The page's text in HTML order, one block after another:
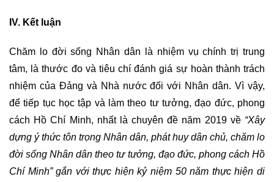
IV. Kết luận
Chăm lo đời sống Nhân dân là nhiệm vụ chính trị trung
tâm, là thước đo và tiêu chí đánh giá sự hoàn thành trách
nhiệm của Đảng và Nhà nước đối với Nhân dân. Vì vậy,
để tiếp tục học tập và làm theo tư tưởng, đạo đức, phong
cách Hồ Chí Minh, nhất là chuyên đề năm 2019 về “Xây
dựng ý thức tôn trọng Nhân dân, phát huy dân chủ, chăm lo
đời sống Nhân dân theo tư tưởng, đạo đức, phong cách Hồ
Chí Minh” gắn với thực hiện kỷ niệm 50 năm thực hiện di